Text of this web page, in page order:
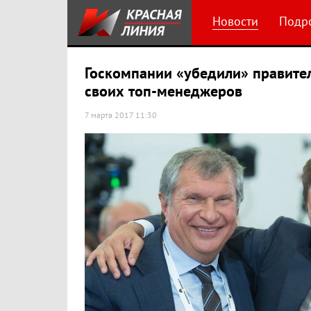
Новости
Госкомпании «убедили»
своих топ-менеджеров
7 марта 2017 11:30